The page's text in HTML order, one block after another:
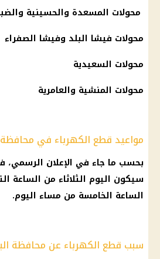
محولات المسعدة والحسينية
محولات فيشا البلد وفيشا الصفراء
محولات السعيدية
محولات المنشية والعامرية
مواعيد قطع الكهرباء في محافظة
بحسب ما جاء في الإعلان الرسمي،
سيكون اليوم الثلاثاء من الساعة
الساعة الخامسة من مساء اليوم.
سبب قطع الكهرباء عن محافظة